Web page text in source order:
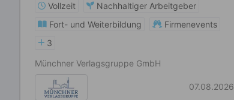
Vollzeit
Nachhaltiger Arbeitgeber
Fort- und Weiterbildung
Firmenevents
3
Münchner Verlagsgruppe GmbH
07.08.2026